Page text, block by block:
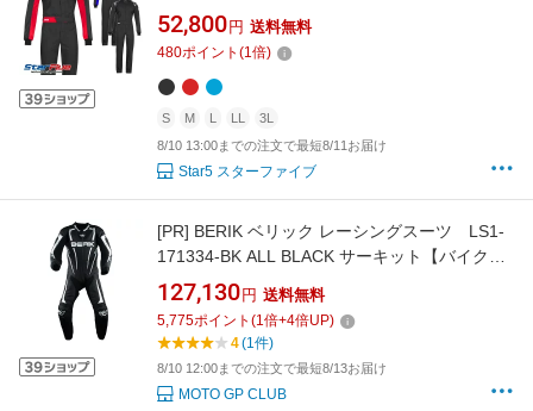
52,800 円 送料無料
480ポイント (1倍)
S M L LL
3L
8/10 13:00までの注文で最短8/11お届け
Star5 スターファイブ
[PR] BERIK ベリック レーシングスーツ LS1-
171334-BK ALL BLACK サーキット【バイク用
品】
127,130 円 送料無料
5,775ポイント (1倍+4倍UP)
4(1件)
8/10 12:00までの注文で最短8/13お届け
MOTO GP CLUB